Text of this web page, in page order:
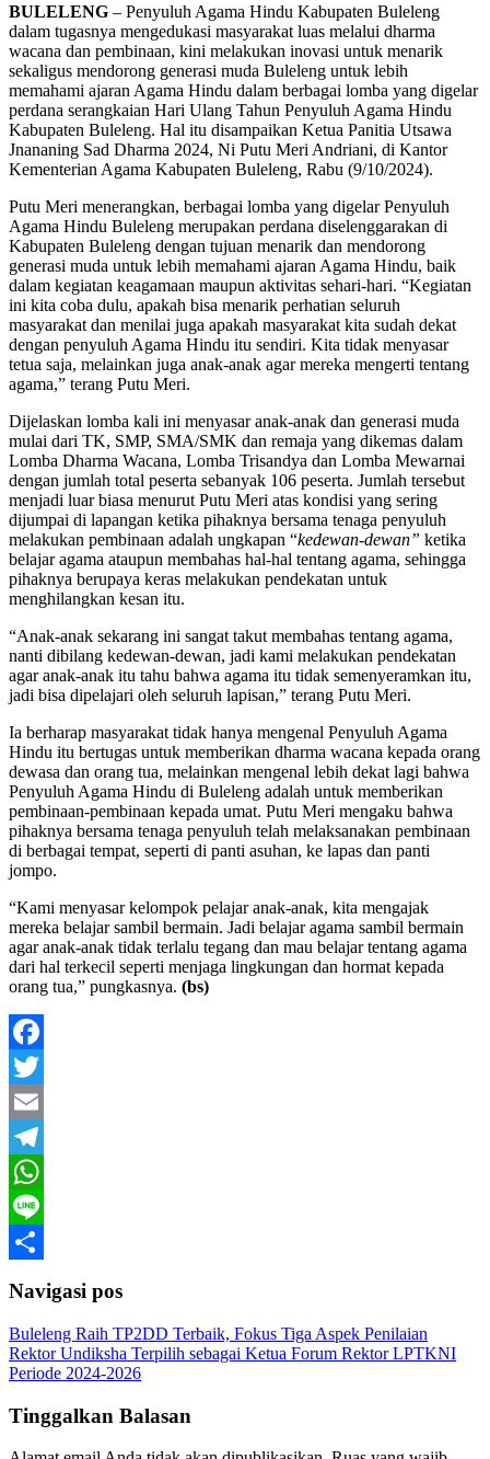
BULELENG – Penyuluh Agama Hindu Kabupaten Buleleng
dalam tugasnya mengedukasi masyarakat luas melalui dharma
wacana dan pembinaan, kini melakukan inovasi untuk menarik
sekaligus mendorong generasi muda Buleleng untuk lebih
memahami ajaran Agama Hindu dalam berbagai lomba yang digelar
perdana serangkaian Hari Ulang Tahun Penyuluh Agama Hindu
Kabupaten Buleleng. Hal itu disampaikan Ketua Panitia Utsawa
Jnananing Sad Dharma 2024, Ni Putu Meri Andriani, di Kantor
Kementerian Agama Kabupaten Buleleng, Rabu (9/10/2024).
Putu Meri menerangkan, berbagai lomba yang digelar Penyuluh
Agama Hindu Buleleng merupakan perdana diselenggarakan di
Kabupaten Buleleng dengan tujuan menarik dan mendorong
generasi muda untuk lebih memahami ajaran Agama Hindu, baik
dalam kegiatan keagamaan maupun aktivitas sehari-hari. “Kegiatan
ini kita coba dulu, apakah bisa menarik perhatian seluruh
masyarakat dan menilai juga apakah masyarakat kita sudah dekat
dengan penyuluh Agama Hindu itu sendiri. Kita tidak menyasar
tetua saja, melainkan juga anak-anak agar mereka mengerti tentang
agama,” terang Putu Meri.
Dijelaskan lomba kali ini menyasar anak-anak dan generasi muda
mulai dari TK, SMP, SMA/SMK dan remaja yang dikemas dalam
Lomba Dharma Wacana, Lomba Trisandya dan Lomba Mewarnai
dengan jumlah total peserta sebanyak 106 peserta. Jumlah tersebut
menjadi luar biasa menurut Putu Meri atas kondisi yang sering
dijumpai di lapangan ketika pihaknya bersama tenaga penyuluh
melakukan pembinaan adalah ungkapan “kedewan-dewan” ketika
belajar agama ataupun membahas hal-hal tentang agama, sehingga
pihaknya berupaya keras melakukan pendekatan untuk
menghilangkan kesan itu.
“Anak-anak sekarang ini sangat takut membahas tentang agama,
nanti dibilang kedewan-dewan, jadi kami melakukan pendekatan
agar anak-anak itu tahu bahwa agama itu tidak semenyeramkan itu,
jadi bisa dipelajari oleh seluruh lapisan,” terang Putu Meri.
Ia berharap masyarakat tidak hanya mengenal Penyuluh Agama
Hindu itu bertugas untuk memberikan dharma wacana kepada orang
dewasa dan orang tua, melainkan mengenal lebih dekat lagi bahwa
Penyuluh Agama Hindu di Buleleng adalah untuk memberikan
pembinaan-pembinaan kepada umat. Putu Meri mengaku bahwa
pihaknya bersama tenaga penyuluh telah melaksanakan pembinaan
di berbagai tempat, seperti di panti asuhan, ke lapas dan panti
jompo.
“Kami menyasar kelompok pelajar anak-anak, kita mengajak
mereka belajar sambil bermain. Jadi belajar agama sambil bermain
agar anak-anak tidak terlalu tegang dan mau belajar tentang agama
dari hal terkecil seperti menjaga lingkungan dan hormat kepada
orang tua,” pungkasnya. (bs)
Facebook
Twitter
Email
Telegram
WhatsApp
Line
Navigasi pos
Buleleng Raih TP2DD Terbaik, Fokus Tiga Aspek Penilaian
Rektor Undiksha Terpilih sebagai Ketua Forum Rektor LPTKNI
Periode 2024-2026
Tinggalkan Balasan